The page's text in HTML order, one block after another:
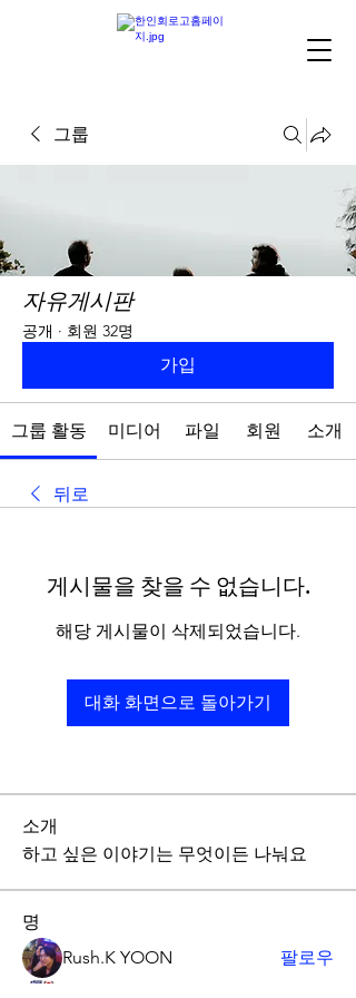
그룹
자유게시판
공개 · 회원 32명
가입
그룹 활동 미디어 파일 회원 소개
뒤로
게시물을 찾을 수 없습니다.
해당 게시물이 삭제되었습니다.
대화 화면으로 돌아가기
소개
하고 싶은 이야기는 무엇이든 나눠요
명
Rush.K YOON
팔로우